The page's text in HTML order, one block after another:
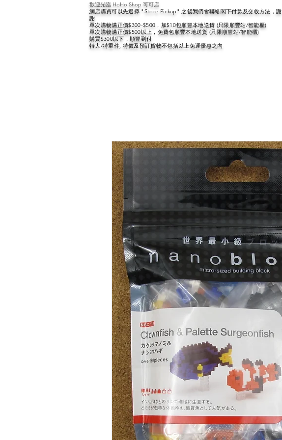
歡迎光臨 HoHo Shop 可可店
網店購買可以先選擇 "Store Pickup" 之後我們會聯絡閣下付款及交收方法，謝
謝
單次購物滿正價$300-$500，加$10包順豐本地送貨 (只限順豐站/智能櫃)
單次購物滿正價$500以上，免費包順豐本地送貨 (只限順豐站/智能櫃)
購買$300以下，順豐到付
特大/特重件, 特價及預訂貨物不包括以上免運優惠之內